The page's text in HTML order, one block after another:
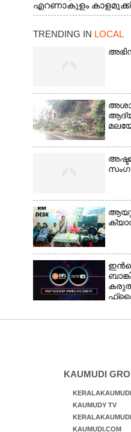
എറണാകുളം കാളമുക്ക്
ള്ള കാഴ്ച
TRENDING IN LOCAL
ആദ്യ
KAUMUDI
KAUMUDY TV
KAUMUDI.COM